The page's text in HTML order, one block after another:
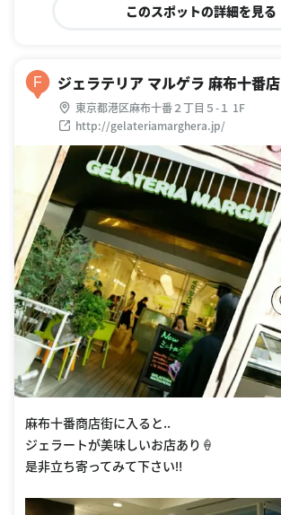
このスポットの詳細を見る
F ジェラテリア マルゲラ 麻布十番店
東京都港区麻布十番２丁目５-１ 1F
http://gelateriamarghera.jp/
麻布十番商店街に入ると..
ジェラートが美味しいお店あり🍦
是非立ち寄ってみて下さい‼